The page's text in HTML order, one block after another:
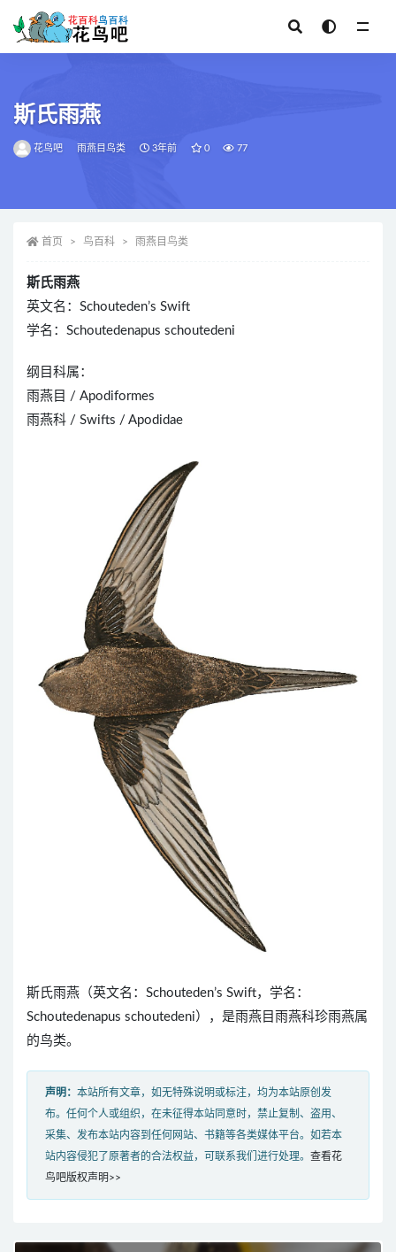
斯氏雨燕
花鸟吧 雨燕目鸟类 3年前 0 77
首页 鸟百科 雨燕目鸟类
斯氏雨燕
英文名：Schouteden’s Swift
学名：Schoutedenapus schoutedeni
纲目科属：
雨燕目 / Apodiformes
雨燕科 / Swifts / Apodidae
斯氏雨燕（英文名：Schouteden’s Swift，学名：
Schoutedenapus schoutedeni），是雨燕目雨燕科珍雨燕属
的鸟类。
声明： 本站所有文章，如无特殊说明或标注，均为本站原创发
布。任何个人或组织，在未征得本站同意时，禁止复制、盗用、
采集、发布本站内容到任何网站、书籍等各类媒体平台。如若本
站内容侵犯了原著者的合法权益，可联系我们进行处理。 查看花
鸟吧版权声明>>